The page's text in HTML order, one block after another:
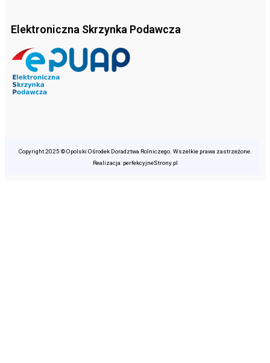
Elektroniczna Skrzynka Podawcza
Copyright 2025 © Opolski Ośrodek Doradztwa Rolniczego. Wszelkie prawa zastrzeżone.
Realizacja: perfekcyjneStrony.pl